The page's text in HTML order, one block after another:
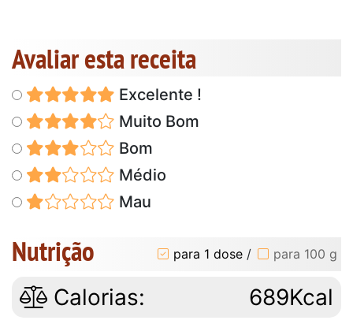
Avaliar esta receita
Excelente !
Muito Bom
Bom
Médio
Mau
Nutrição para 1 dose / para 100 g
Calorias: 689Kcal